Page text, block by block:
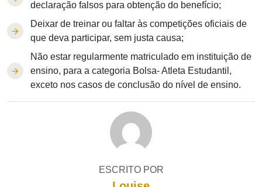
declaração falsos para obtenção do benefício;
Deixar de treinar ou faltar às competições oficiais de
que deva participar, sem justa causa;
Não estar regularmente matriculado em instituição de
ensino, para a categoria Bolsa- Atleta Estudantil,
exceto nos casos de conclusão do nível de ensino.
ESCRITO POR